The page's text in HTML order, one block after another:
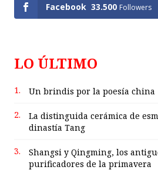
Facebook 33.500 Followers
LO ÚLTIMO
1. Un brindis por la poesía china
2.
La distinguida cerámica de
dinastía Tang
3.
Shangsi y Qingming, los
purificadores de la primavera